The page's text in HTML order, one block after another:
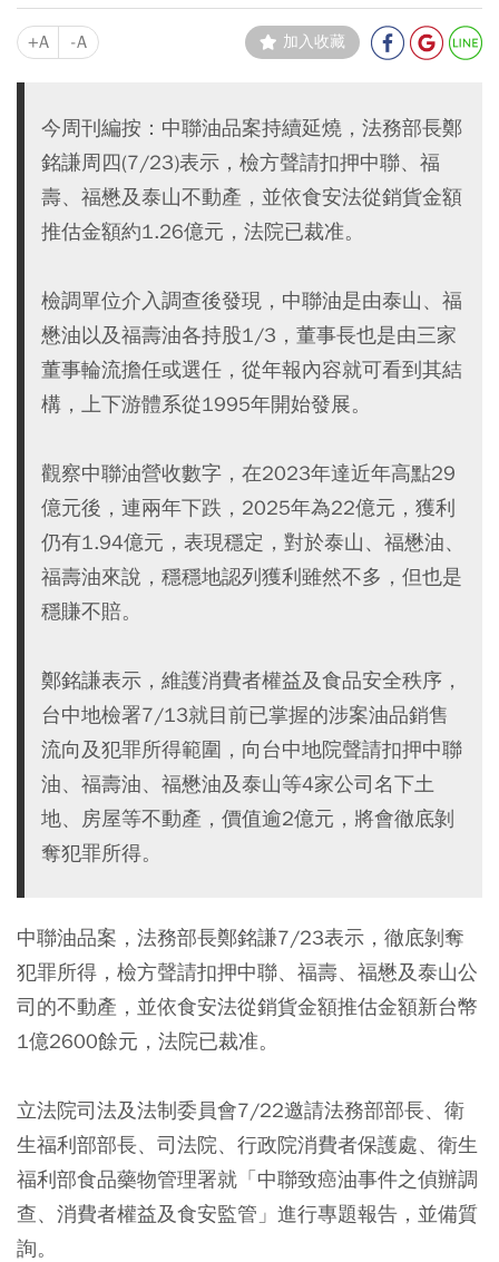
+A -A 加入收藏
今周刊編按：中聯油品案持續延燒，法務部長鄭
銘謙周四(7/23)表示，檢方聲請扣押中聯、福
壽、福懋及泰山不動產，並依食安法從銷貨金額
推估金額約1.26億元，法院已裁准。
檢調單位介入調查後發現，中聯油是由泰山、福
懋油以及福壽油各持股1/3，董事長也是由三家
董事輪流擔任或選任，從年報內容就可看到其結
構，上下游體系從1995年開始發展。
觀察中聯油營收數字，在2023年達近年高點29
億元後，連兩年下跌，2025年為22億元，獲利
仍有1.94億元，表現穩定，對於泰山、福懋油、
福壽油來說，穩穩地認列獲利雖然不多，但也是
穩賺不賠。
鄭銘謙表示，維護消費者權益及食品安全秩序，
台中地檢署7/13就目前已掌握的涉案油品銷售
流向及犯罪所得範圍，向台中地院聲請扣押中聯
油、福壽油、福懋油及泰山等4家公司名下土
地、房屋等不動產，價值逾2億元，將會徹底剝
奪犯罪所得。
中聯油品案，法務部長鄭銘謙7/23表示，徹底剝奪
犯罪所得，檢方聲請扣押中聯、福壽、福懋及泰山公
司的不動產，並依食安法從銷貨金額推估金額新台幣
1億2600餘元，法院已裁准。
立法院司法及法制委員會7/22邀請法務部部長、衛
生福利部部長、司法院、行政院消費者保護處、衛生
福利部食品藥物管理署就「中聯致癌油事件之偵辦調
查、消費者權益及食安監管」進行專題報告，並備質
詢。